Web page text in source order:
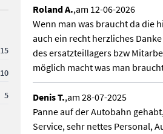
15
10
5
Roland A.,am 12-06-2026
Wenn man was braucht da die
auch ein recht herzliches
des ersatzteillagers bzw
möglich macht was man
Denis T.,am 28-07-2025
Panne auf der Autobahn
Service, sehr nettes Personal,